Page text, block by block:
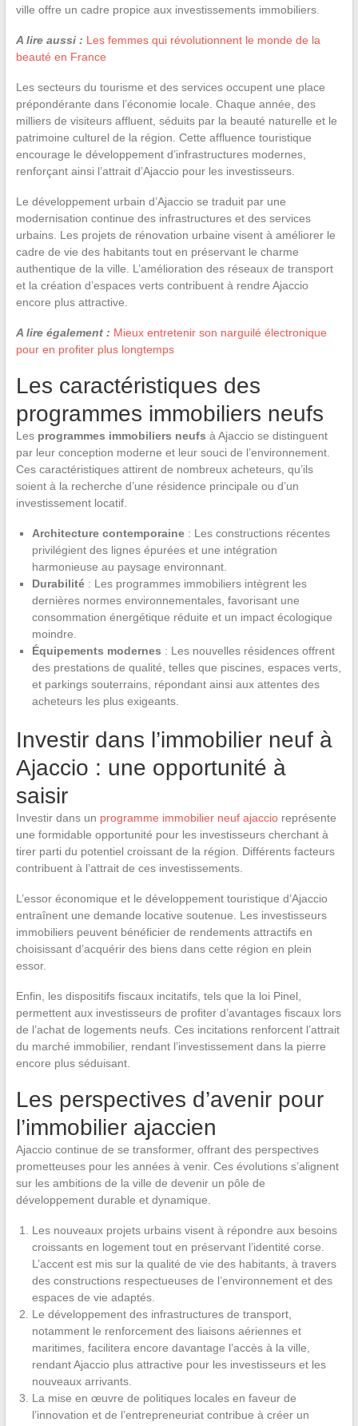
ville offre un cadre propice aux investissements immobiliers.
A lire aussi : Les femmes qui révolutionnent le monde de la
beauté en France
Les secteurs du tourisme et des services occupent une place
prépondérante dans l’économie locale. Chaque année, des
milliers de visiteurs affluent, séduits par la beauté naturelle et le
patrimoine culturel de la région. Cette affluence touristique
encourage le développement d’infrastructures modernes,
renforçant ainsi l’attrait d’Ajaccio pour les investisseurs.
Le développement urbain d’Ajaccio se traduit par une
modernisation continue des infrastructures et des services
urbains. Les projets de rénovation urbaine visent à améliorer le
cadre de vie des habitants tout en préservant le charme
authentique de la ville. L’amélioration des réseaux de transport
et la création d’espaces verts contribuent à rendre Ajaccio
encore plus attractive.
A lire également : Mieux entretenir son narguilé électronique
pour en profiter plus longtemps
Les caractéristiques des
programmes immobiliers neufs
Les programmes immobiliers neufs à Ajaccio se distinguent
par leur conception moderne et leur souci de l’environnement.
Ces caractéristiques attirent de nombreux acheteurs, qu’ils
soient à la recherche d’une résidence principale ou d’un
investissement locatif.
Architecture contemporaine: Les constructions récentes
privilégient des lignes épurées et une intégration
harmonieuse au paysage environnant.
Durabilité: Les programmes immobiliers intègrent les
dernières normes environnementales, favorisant une
consommation énergétique réduite et un impact écologique
moindre.
Équipements modernes : Les nouvelles résidences offrent
des prestations de qualité, telles que piscines, espaces verts,
et parkings souterrains, répondant ainsi aux attentes des
acheteurs les plus exigeants.
Investir dans l’immobilier neuf à
Ajaccio : une opportunité à
saisir
Investir dans un programme immobilier neuf ajaccioreprésente
une formidable opportunité pour les investisseurs cherchant à
tirer parti du potentiel croissant de la région. Différents facteurs
contribuent à l’attrait de ces investissements.
L’essor économique et le développement touristique d’Ajaccio
entraînent une demande locative soutenue. Les investisseurs
immobiliers peuvent bénéficier de rendements attractifs en
choisissant d’acquérir des biens dans cette région en plein
essor.
Enfin, les dispositifs fiscaux incitatifs, tels que la loi Pinel,
permettent aux investisseurs de profiter d’avantages fiscaux lors
de l’achat de logements neufs. Ces incitations renforcent l’attrait
du marché immobilier, rendant l’investissement dans la pierre
encore plus séduisant.
Les perspectives d’avenir pour
l’immobilier ajaccien
Ajaccio continue de se transformer, offrant des perspectives
prometteuses pour les années à venir. Ces évolutions s’alignent
sur les ambitions de la ville de devenir un pôle de
développement durable et dynamique.
Les nouveaux projets urbains visent à répondre aux besoins
croissants en logement tout en préservant l’identité corse.
L’accent est mis sur la qualité de vie des habitants, à travers
des constructions respectueuses de l’environnement et des
espaces de vie adaptés.
Le développement des infrastructures de transport,
notamment le renforcement des liaisons aériennes et
maritimes, facilitera encore davantage l’accès à la ville,
rendant Ajaccio plus attractive pour les investisseurs et les
nouveaux arrivants.
La mise en œuvre de politiques locales en faveur de
l’innovation et de l’entrepreneuriat contribue à créer un